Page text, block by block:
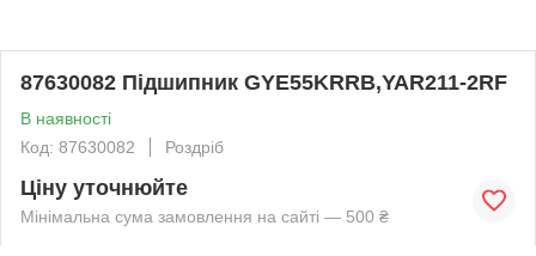
87630082 Підшипник GYE55KRRB,YAR211-2RF
В наявності
Код: 87630082
Роздріб
Ціну уточнюйте
Мінімальна сума замовлення на сайті — 500 ₴